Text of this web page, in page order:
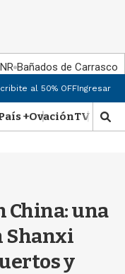
Bañados de Carrasco
al 50% OFFIngresar
+OvaciónTV Show
M
o
r
b
China: una
Shanxi
y